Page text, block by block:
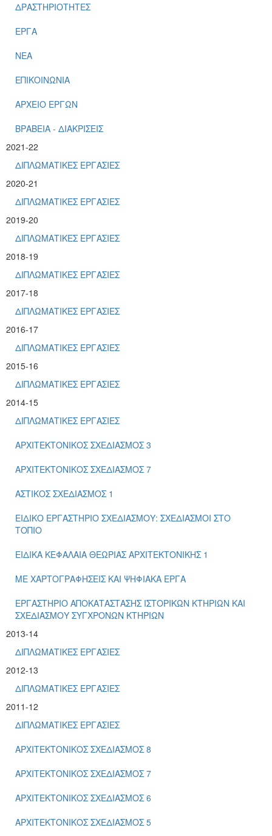
ΔΡΑΣΤΗΡΙΟΤΗΤΕΣ
ΕΡΓΑ
ΝΕΑ
ΕΠΙΚΟΙΝΩΝΙΑ
ΑΡΧΕΙΟ ΕΡΓΩΝ
ΒΡΑΒΕΙΑ - ΔΙΑΚΡΙΣΕΙΣ
2021-22
ΔΙΠΛΩΜΑΤΙΚΕΣ ΕΡΓΑΣΙΕΣ
2020-21
ΔΙΠΛΩΜΑΤΙΚΕΣ ΕΡΓΑΣΙΕΣ
2019-20
ΔΙΠΛΩΜΑΤΙΚΕΣ ΕΡΓΑΣΙΕΣ
2018-19
ΔΙΠΛΩΜΑΤΙΚΕΣ ΕΡΓΑΣΙΕΣ
2017-18
ΔΙΠΛΩΜΑΤΙΚΕΣ ΕΡΓΑΣΙΕΣ
2016-17
ΔΙΠΛΩΜΑΤΙΚΕΣ ΕΡΓΑΣΙΕΣ
2015-16
ΔΙΠΛΩΜΑΤΙΚΕΣ ΕΡΓΑΣΙΕΣ
2014-15
ΔΙΠΛΩΜΑΤΙΚΕΣ ΕΡΓΑΣΙΕΣ
ΑΡΧΙΤΕΚΤΟΝΙΚΟΣ ΣΧΕΔΙΑΣΜΟΣ 3
ΑΡΧΙΤΕΚΤΟΝΙΚΟΣ ΣΧΕΔΙΑΣΜΟΣ 7
ΑΣΤΙΚΟΣ ΣΧΕΔΙΑΣΜΟΣ 1
ΕΙΔΙΚΟ ΕΡΓΑΣΤΗΡΙΟ ΣΧΕΔΙΑΣΜΟΥ: ΣΧΕΔΙΑΣΜΟΙ ΣΤΟ
ΤΟΠΙΟ
ΕΙΔΙΚΑ ΚΕΦΑΛΑΙΑ ΘΕΩΡΙΑΣ ΑΡΧΙΤΕΚΤΟΝΙΚΗΣ 1
ΜΕ ΧΑΡΤΟΓΡΑΦΗΣΕΙΣ ΚΑΙ ΨΗΦΙΑΚΑ ΕΡΓΑ
ΕΡΓΑΣΤΗΡΙΟ ΑΠΟΚΑΤΑΣΤΑΣΗΣ ΙΣΤΟΡΙΚΩΝ ΚΤΗΡΙΩΝ ΚΑΙ
ΣΧΕΔΙΑΣΜΟΥ ΣΥΓΧΡΟΝΩΝ ΚΤΗΡΙΩΝ
2013-14
ΔΙΠΛΩΜΑΤΙΚΕΣ ΕΡΓΑΣΙΕΣ
2012-13
ΔΙΠΛΩΜΑΤΙΚΕΣ ΕΡΓΑΣΙΕΣ
2011-12
ΔΙΠΛΩΜΑΤΙΚΕΣ ΕΡΓΑΣΙΕΣ
ΑΡΧΙΤΕΚΤΟΝΙΚΟΣ ΣΧΕΔΙΑΣΜΟΣ 8
ΑΡΧΙΤΕΚΤΟΝΙΚΟΣ ΣΧΕΔΙΑΣΜΟΣ 7
ΑΡΧΙΤΕΚΤΟΝΙΚΟΣ ΣΧΕΔΙΑΣΜΟΣ 6
ΑΡΧΙΤΕΚΤΟΝΙΚΟΣ ΣΧΕΔΙΑΣΜΟΣ 5